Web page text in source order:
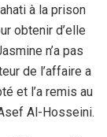
à la prison
obtenir d’elle
n’a pas
de l’affaire a
et l’a remis au
Al-Hosseini.